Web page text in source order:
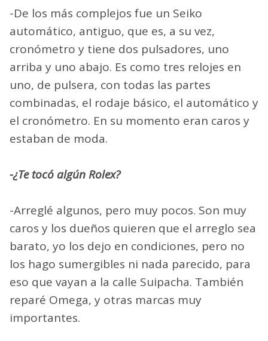
-De los más complejos fue un Seiko
automático, antiguo, que es, a su vez,
cronómetro y tiene dos pulsadores, uno
arriba y uno abajo. Es como tres relojes en
uno, de pulsera, con todas las partes
combinadas, el rodaje básico, el automático y
el cronómetro. En su momento eran caros y
estaban de moda.
-¿Te tocó algún Rolex?
-Arreglé algunos, pero muy pocos. Son muy
caros y los dueños quieren que el arreglo sea
barato, yo los dejo en condiciones, pero no
los hago sumergibles ni nada parecido, para
eso que vayan a la calle Suipacha. También
reparé Omega, y otras marcas muy
importantes.